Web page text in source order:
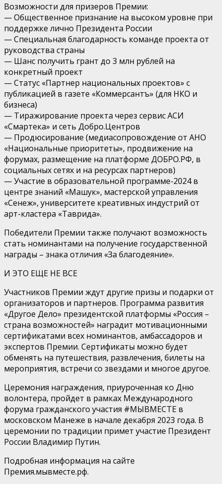
Возможности для призеров Премии:
— Общественное признание на высоком уровне при
поддержке лично Президента России
— Специальная благодарность команде проекта от
руководства страны
— Шанс получить грант до 3 млн рублей на
конкретный проект
— Статус «Партнер национальных проектов» с
публикацией в газете «Коммерсантъ» (для НКО и
бизнеса)
— Тиражирование проекта через сервис АСИ
«Смартека» и сеть Добро.Центров
— Продюсирование (медиасопровождение от АНО
«Национальные приоритеты», продвижение на
форумах, размещение на платформе ДОБРО.РФ, в
социальных сетях и на ресурсах партнеров)
— Участие в образовательной программе-2024 в
центре знаний «Машук», мастерской управления
«Сенеж», университете креативных индустрий от
арт-кластера «Таврида».
Победители Премии также получают возможность
стать номинантами на получение государственной
награды – знака отличия «За благодеяние».
И ЭТО ЕЩЕ НЕ ВСЕ
Участников Премии ждут другие призы и подарки от
организаторов и партнеров. Программа развития
«Другое Дело» президентской платформы «Россия –
страна возможностей» наградит мотивационными
сертификатами всех номинантов, амбассадоров и
экспертов Премии. Сертификаты можно будет
обменять на путешествия, развлечения, билеты на
мероприятия, встречи со звездами и многое другое.
Церемония награждения, приуроченная ко Дню
волонтера, пройдет в рамках Международного
форума гражданского участия #МЫВМЕСТЕ в
московском Манеже в начале декабря 2023 года. В
церемонии по традиции примет участие Президент
России Владимир Путин.
Подробная информация на сайте
Премия.мывместе.рф.